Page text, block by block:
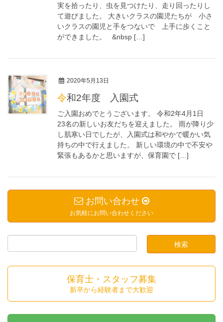
実を拾ったり、虫を見つけたり、走り回ったりし
て遊びました。 大きいクラスの園児たちが 小さ
いクラスの園児と手をつないで 上手に歩くこと
ができました。 &nbsp […]
2020年5月13日
令和2年度 入園式
ご入園おめでとうございます。 令和2年4月1日
23名の新しいお友だちを迎えました。 雨が降り少
し肌寒い日でしたが、入園式は和やかで暖かい気
持ちの中で行えました。 新しい環境の中で不安や
緊張もあるかと思いますが、保育園で […]
お問い合わせ
お気軽にお問い合わせください
保育士・スタッフ募集
新卒から経験者まで大歓迎